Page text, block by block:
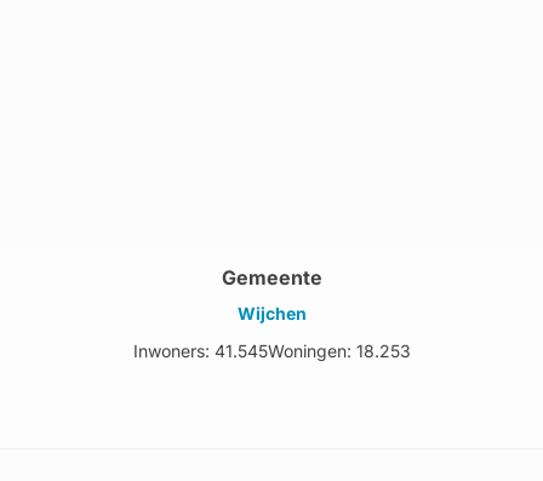
Gemeente
Wijchen
Inwoners: 41.545Woningen: 18.253